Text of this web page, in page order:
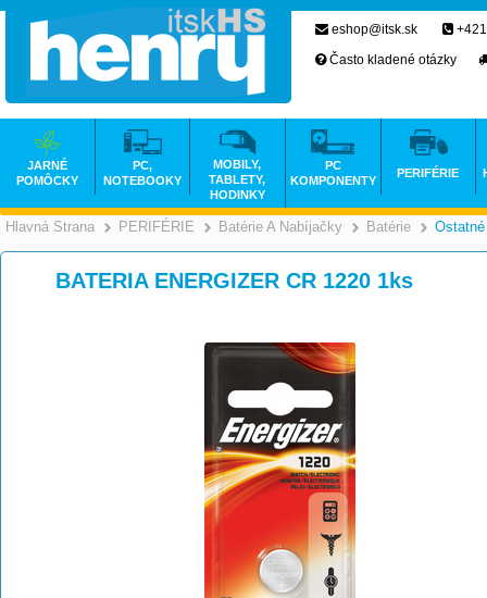
Hlavná Strana >
PERIFÉRIE >
Batérie A Nabíjačky >
Batérie Ostatné
BATERIA ENERGIZER CR 1220 1ks
eshop@itsk.sk
Často kladené otázky
JARNÉ
POMÔCKY
PC,
NOTEBOOKY
MOBILY,
TABLETY,
HODINKY
PC
KOMPONENTY
PERIFÉRIE